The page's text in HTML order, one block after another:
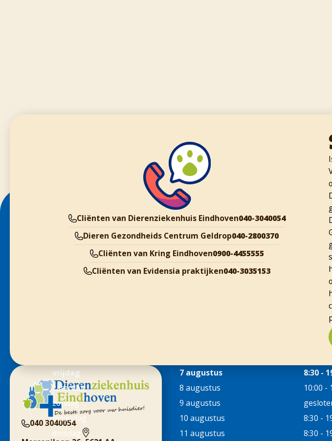
Cliënten van Dierenziekenhuis Eindhoven040-3040054
Dieren Gezondheids Centrum Geldrop040-2800370
Cliënten van Kring Eindhoven0900-4455555
Cliënten van Evidensia praktijken040-3035153
040 3040054
vrijdag 7 augustus
8:30 -
zaterdag
8 augustus
10:00 -
zondag
9 augustus
maandag
10 augustus
8:30 -
dinsdag
11 augustus 8:30 -